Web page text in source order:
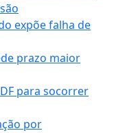
expõe falha de
prazo maior
para socorrer
por